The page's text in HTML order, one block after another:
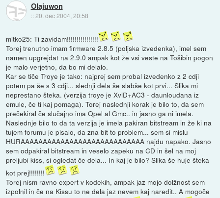
Olajuwon
::20. dec 2004, 20:58
mitko25: Ti zavidam!!!!!!!!!!!!!!!!
Torej trenutno imam firmware 2.8.5 (poljska izvedenka), imel sem
namen upgrejdat na 2.9.0 ampak kot že vsi veste na Tošibin pogon
je malo verjetno, da bo mi delalo.
Kar se tiče Troye je tako: najprej sem probal izvedenko z 2 cdji
potem pa še s 3 cdji... slednji dela še slabše kot prvi... Slika mi
neprestano šteka. (verzija troye je XviD+AC3 - daunloudana iz
emule, če ti kaj pomaga). Torej naslednji korak je bilo to, da sem
prečekiral če slučajno ima Qpel al Gmc.. in jasno ga ni imela.
Naslednje bilo to da ta verzija je imela pakiran bitstream in že ki na
tujem forumu je pisalo, da zna bit to problem... sem si mislu
HURAAAAAAAAAAAAAAAAAAAAAAAAAAAA najdu napako. Jasno
sem odpakiral bitstream in veselo zapeku na CD in šel na moj
preljubi kiss, si ogledat če dela... In kaj je bilo? Slika še huje šteka
kot prej!!!!!!!!
Torej nism ravno expert v kodekih, ampak jaz mojo dolžnost sem
izpolnil in če na Kissu to ne dela jaz nevem kaj naredit.. A mogoče